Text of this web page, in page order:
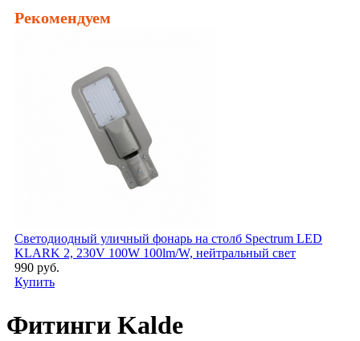
Рекомендуем
Светодиодный уличный фонарь на столб Spectrum LED
KLARK 2, 230V 100W 100lm/W, нейтральный свет
990 руб.
Купить
Фитинги Kalde